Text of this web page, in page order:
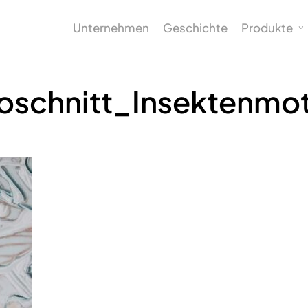
Unternehmen Geschichte Produkte